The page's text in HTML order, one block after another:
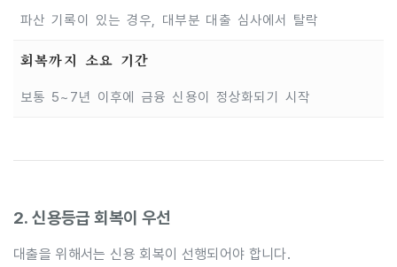
파산 기록이 있는 경우, 대부분 대출 심사에서 탈락
회복까지 소요 기간
보통 5~7년 이후에 금융 신용이 정상화되기 시작
2. 신용등급 회복이 우선
대출을 위해서는 신용 회복이 선행되어야 합니다.